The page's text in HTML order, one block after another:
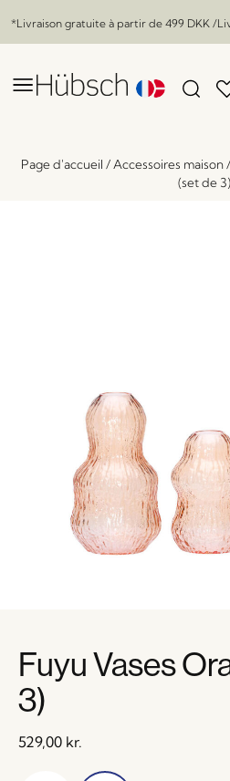
*Livraison gratuite à partir de 499 DKK /
Page d'accueil / Accessoires maison/
(set de 3)
Fuyu Vases
3)
529,00 kr.